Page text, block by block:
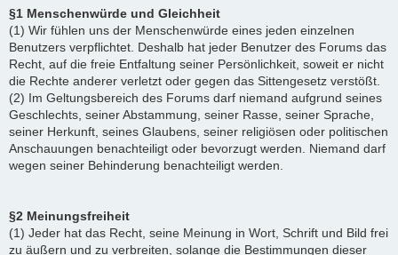
§1 Menschenwürde und Gleichheit
(1) Wir fühlen uns der Menschenwürde eines jeden einzelnen
Benutzers verpflichtet. Deshalb hat jeder Benutzer des Forums das
Recht, auf die freie Entfaltung seiner Persönlichkeit, soweit er nicht
die Rechte anderer verletzt oder gegen das Sittengesetz verstößt.
(2) Im Geltungsbereich des Forums darf niemand aufgrund seines
Geschlechts, seiner Abstammung, seiner Rasse, seiner Sprache,
seiner Herkunft, seines Glaubens, seiner religiösen oder politischen
Anschauungen benachteiligt oder bevorzugt werden. Niemand darf
wegen seiner Behinderung benachteiligt werden.
§2 Meinungsfreiheit
(1) Jeder hat das Recht, seine Meinung in Wort, Schrift und Bild frei
zu äußern und zu verbreiten, solange die Bestimmungen dieser